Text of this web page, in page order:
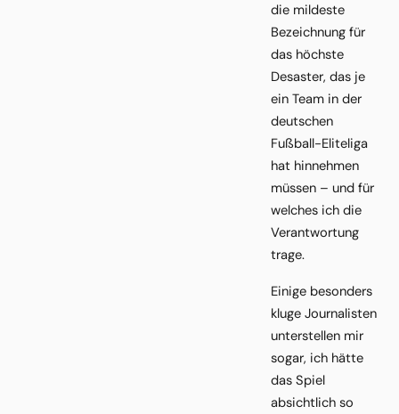
die mildeste
Bezeichnung für
das höchste
Desaster, das je
ein Team in der
deutschen
Fußball-Eliteliga
hat hinnehmen
müssen – und für
welches ich die
Verantwortung
trage.
Einige besonders
kluge Journalisten
unterstellen mir
sogar, ich hätte
das Spiel
absichtlich so